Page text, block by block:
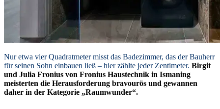
Nur etwa vier Quadratmeter misst das Badezimmer, das der Bauherr
für seinen Sohn einbauen ließ – hier zählte jeder Zentimeter. Birgit
und Julia Fronius von Fronius Haustechnik in Ismaning
meisterten die Herausforderung bravourös und gewannen
daher in der Kategorie „Raumwunder“.